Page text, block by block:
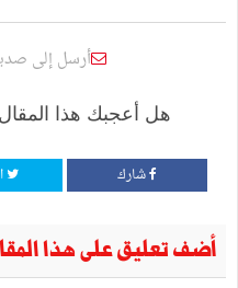
أرسل إلى
هل أعجبك هذا
شارك
أضف تعليق على هذا